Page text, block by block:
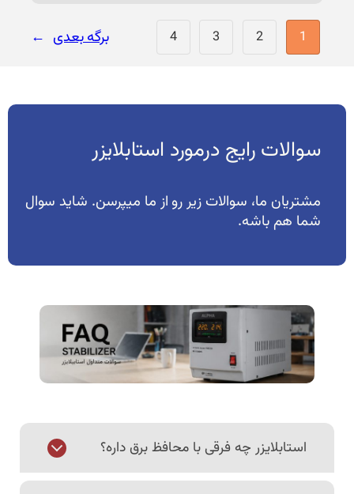
برگه بعدی →
سوالات رایج درمورد استابلایزر
مشتریان ما، سوالات زیر رو از ما میپرسن. شاید سوال
شما هم باشه.
استابلایزر چه فرقی با محافظ برق داره؟